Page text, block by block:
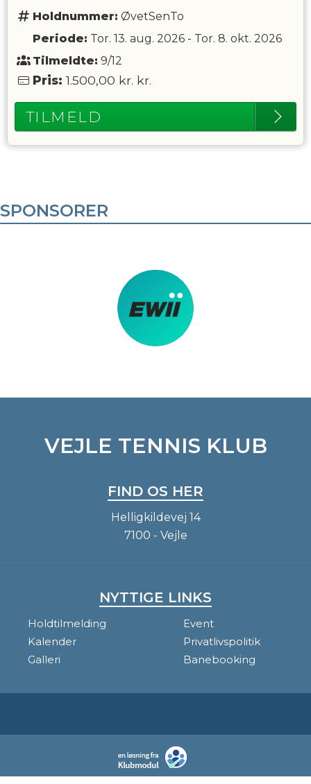
Holdnummer: ØvetSenTo
Periode: Tor. 13. aug. 2026- Tor. 8. okt. 2026
Tilmeldte: 9/12
Pris: 1.500,00 kr. kr.
TILMELD
SPONSORER
VEJLE TENNIS KLUB
FIND OS HER
Helligkildevej 14
7100 - Vejle
NYTTIGE LINKS
Holdtilmelding
Event
Kalender
Privatlivspolitik
Galleri
Banebooking